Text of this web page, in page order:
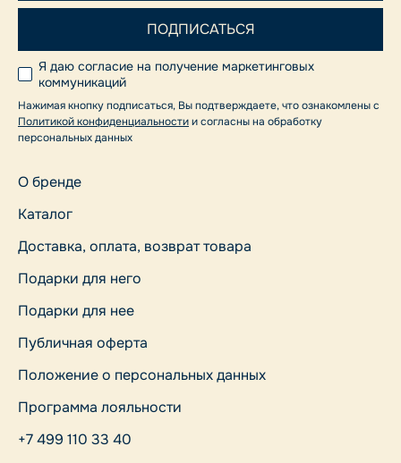
О бренде
Каталог
Доставка, оплата, возврат товара
Подарки для него
Подарки для нее
Публичная оферта
Положение о персональных данных
Программа лояльности
+7 499 110 33 40
Я даю согласие на получение маркетинговых
коммуникаций
Нажимая кнопку подписаться, Вы подтверждаете, что ознакомлены с
Политикой конфиденциальностии согласны на обработку
персональных данных